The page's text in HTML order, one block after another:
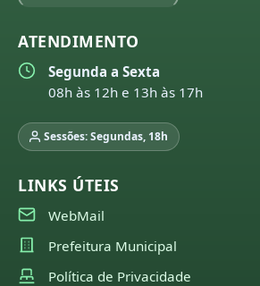
ATENDIMENTO
Segunda a Sexta
08h às 12h e 13h às 17h
Sessões: Segundas, 18h
LINKS ÚTEIS
WebMail
Prefeitura Municipal
Política de Privacidade